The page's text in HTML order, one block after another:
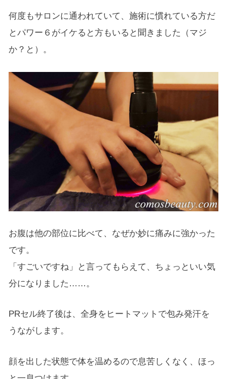
何度もサロンに通われていて、施術に慣れている方だ
とパワー６がイケると方もいると聞きました（マジ
か？と）。
お腹は他の部位に比べて、なぜか妙に痛みに強かった
です。
「すごいですね」と言ってもらえて、ちょっといい気
分になりました……。
PRセル終了後は、全身をヒートマットで包み発汗を
うながします。
顔を出した状態で体を温めるので息苦しくなく、ほっ